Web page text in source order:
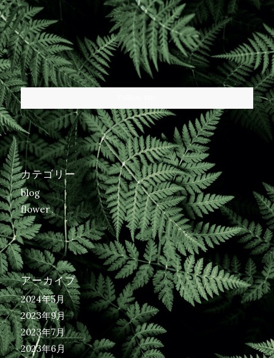
カテゴリー
blog
flower
アーカイブ
2024年5月
2023年9月
2023年7月
2023年6月